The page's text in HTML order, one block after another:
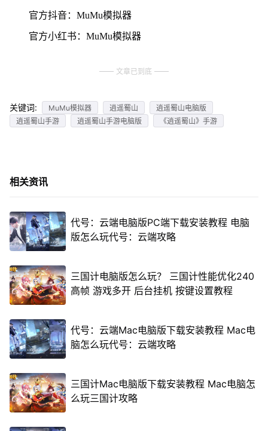
官方抖音：MuMu模拟器
官方小红书：MuMu模拟器
文章已到底
关键词: MuMu模拟器 逍遥蜀山
逍遥蜀山电脑版
逍遥蜀山手游
逍遥蜀山手游电脑版 《逍遥蜀山》手游
相关资讯
代号：云端电脑版PC端下载安装教程 电脑
版怎么玩代号：云端攻略
三国计电脑版怎么玩？ 三国计性能优化240
高帧 游戏多开 后台挂机 按键设置教程
代号：云端Mac电脑版下载安装教程 Mac电
脑怎么玩代号：云端攻略
三国计Mac电脑版下载安装教程 Mac电脑怎
么玩三国计攻略